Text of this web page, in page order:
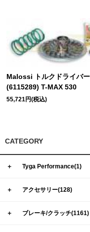
Malossi トルクドライバー
(6115289) T-MAX 530
55,721円(税込)
CATEGORY
＋ Tyga Performance(1)
＋ アクセサリー(128)
＋ ブレーキ/クラッチ(1161)